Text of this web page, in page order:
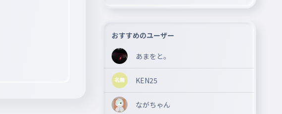
おすすめのユーザー
あまをと。
KEN25
ながちゃん